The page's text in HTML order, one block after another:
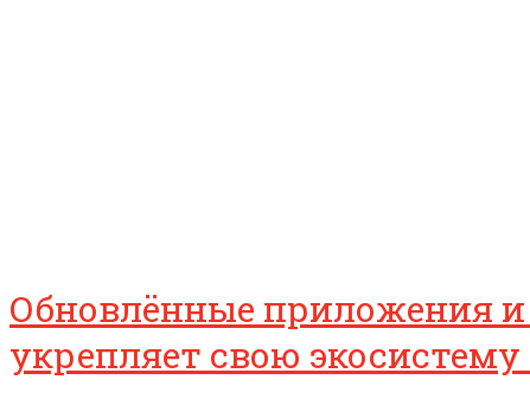
Обновлённые приложения и
укрепляет свою экосистему